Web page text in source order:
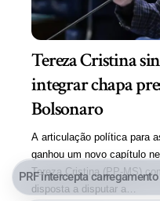
Tereza Cristina
integrar chapa
Bolsonaro
A articulação política para
ganhou um novo capítulo
Tereza Cristina (PP-MS)
disposta a disputar a…